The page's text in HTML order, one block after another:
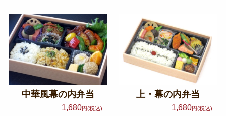
中華風幕の内弁当
1,680円(税込)
上・幕の内弁当
1,680円(税込)